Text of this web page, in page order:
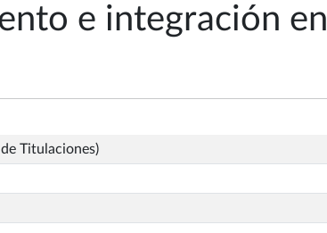
e integración en
Titulaciones)